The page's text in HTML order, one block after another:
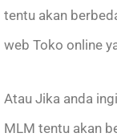
tentu akan
web Toko online
Atau Jika anda
MLM tentu akan